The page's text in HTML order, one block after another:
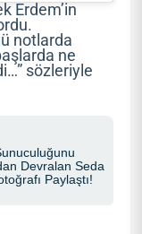
Erdem’in
notlarda
ne
sözleriyle